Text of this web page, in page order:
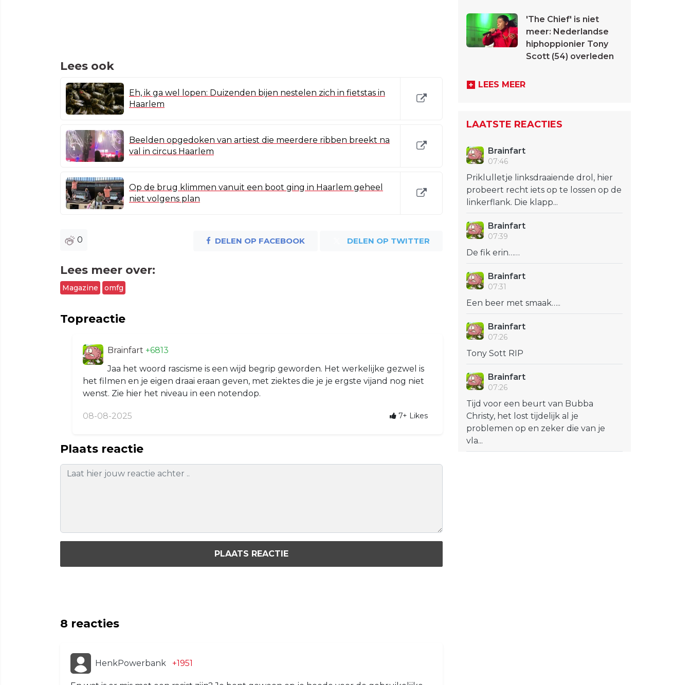
Lees ook
Eh, ik ga wel lopen: Duizenden bijen nestelen zich in fietstas in
Haarlem
Beelden opgedoken van artiest die meerdere ribben breekt na
val in circus Haarlem
Op de brug klimmen vanuit een boot ging in Haarlem geheel
niet volgens plan
0 DELEN OP FACEBOOK DELEN OP TWITTER
Lees meer over:
Magazine omfg
Topreactie
Brainfart +6813
Jaa het woord rascisme is een wijd begrip geworden. Het werkelijke gezwel is
het filmen en je eigen draai eraan geven, met ziektes die je je ergste vijand nog niet
wenst. Zie hier het niveau in een notendop.
08-08-2025 7+ Likes
Plaats reactie
PLAATS REACTIE
8 reacties
HenkPowerbank +1951
'The Chief' is niet
meer: Nederlandse
hiphoppionier Tony
Scott (54) overleden
LEES MEER
LAATSTE REACTIES
Brainfart
07:46
Priklulletje linksdraaiende drol, hier
probeert recht iets op te lossen op de
linkerflank. Die klapp...
Brainfart
07:39
De fik erin……
Brainfart
07:31
Een beer met smaak…..
Brainfart
07:26
Tony Sott RIP
Brainfart
07:26
Tijd voor een beurt van Bubba
Christy, het lost tijdelijk al je
problemen op en zeker die van je
vla...